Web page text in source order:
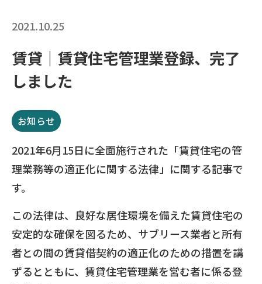
2021.10.25
賃貸｜賃貸住宅管理業登録、完了
しました
お知らせ
2021年6月15日に全面施行された「賃貸住宅の管
理業務等の適正化に関する法律」に関する記事で
す。
この法律は、良好な居住環境を備えた賃貸住宅の
安定的な確保を図るため、サブリース業者と所有
者との間の賃貸借契約の適正化のための措置を講
ずるとともに、賃貸住宅管理業を営む者に係る登